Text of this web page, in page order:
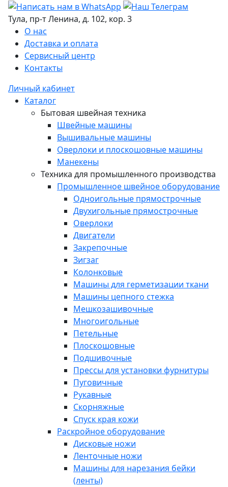
Тула, пр-т Ленина, д. 102, кор. 3
О нас
Доставка и оплата
Сервисный центр
Контакты
Личный кабинет
Каталог
Бытовая швейная техника
Швейные машины
Вышивальные машины
Оверлоки и плоскошовные машины
Манекены
Техника для промышленного производства
Промышленное швейное оборудование
Одноигольные прямострочные
Двухигольные прямострочные
Оверлоки
Двигатели
Закрепочные
Зигзаг
Колонковые
Машины для герметизации ткани
Машины цепного стежка
Мешкозашивочные
Многоигольные
Петельные
Плоскошовные
Подшивочные
Прессы для установки фурнитуры
Пуговичные
Рукавные
Скорняжные
Спуск края кожи
Раскройное оборудование
Дисковые ножи
Ленточные ножи
Машины для нарезания бейки
(ленты)